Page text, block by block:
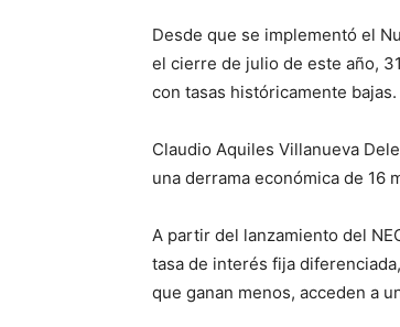
Desde que se implementó el
el cierre de julio de este año,
con tasas históricamente bajas.
Claudio Aquiles Villanueva
una derrama económica de 16
A partir del lanzamiento del
tasa de interés fija
que ganan menos, acceden a